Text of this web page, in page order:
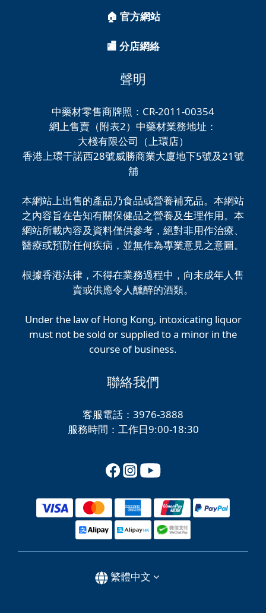
🏠 官方網站
🏬 分店網絡
聲明
中藥材零售商牌照：CR-2011-00354
網上售賣（附表2）中藥材業務地址：
大棧有限公司（上環店）
香港上環干諾西28號威勝商業大廈地下5號及21號
舖
本網站上出售的產品乃食品或營養補充品。本網站
之內容旨在告知有關保健品之營養及生理作用。本
網站所載內容及資料僅供參考，絕對非用作治療、
醫療或預防任何疾病，並無作為專業意見之意圖。
根據香港法律，不得在業務過程中，向未成年人售
賣或供應令人醺醉的酒類。
Under the law of Hong Kong, intoxicating liquor
must not be sold or supplied to a minor in the
course of business.
聯絡我們
客服電話：3976-3888
服務時間：工作日9:00-18:30
繁體中文